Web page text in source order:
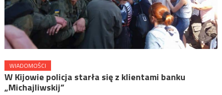
WIADOMOŚCI
W Kijowie policja starła się z klientami banku
„Michajliwskij”